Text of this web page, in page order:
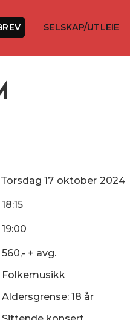
SELSKAP/UTLEIE
Torsdag 17 oktober 2024
18:15
19:00
560,- + avg.
Folkemusikk
Aldersgrense: 18 år